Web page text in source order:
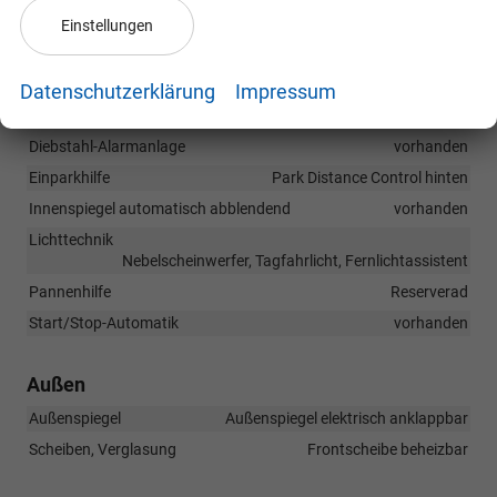
Sicherheit & Assistenz
Regensensor, Verkehrzeichenerkennung,
Diebstahl-Alarmanlage
vorhanden
Einparkhilfe
Park Distance Control hinten
Innenspiegel automatisch abblendend
vorhanden
Lichttechnik
Nebelscheinwerfer, Tagfahrlicht, Fernlichtassistent
Pannenhilfe
Reserverad
Start/Stop-Automatik
vorhanden
Außen
Außenspiegel
Außenspiegel elektrisch anklappbar
Scheiben, Verglasung
Frontscheibe beheizbar
Einstellungen
Datenschutzerklärung Impressum